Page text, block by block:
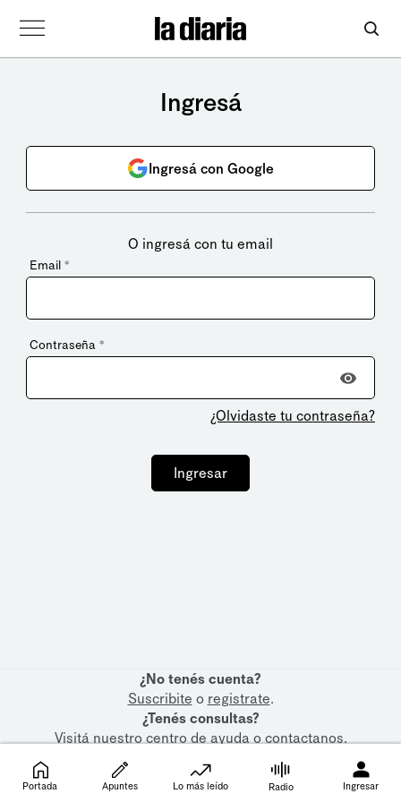
Ingresá
Ingresá con Google
O ingresá con tu email
Email *
Contraseña *
¿Olvidaste tu contraseña?
Ingresar
¿No tenés cuenta?
Suscribite o registrate.
¿Tenés consultas?
Visitá nuestrocentro de ayudaocontactanos.
Portada Apuntes Lo más leído Radio Ingresar